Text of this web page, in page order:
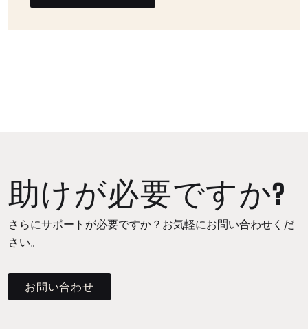
助けが必要ですか?
さらにサポートが必要ですか？お気軽にお問い合わせくだ
さい。
お問い合わせ